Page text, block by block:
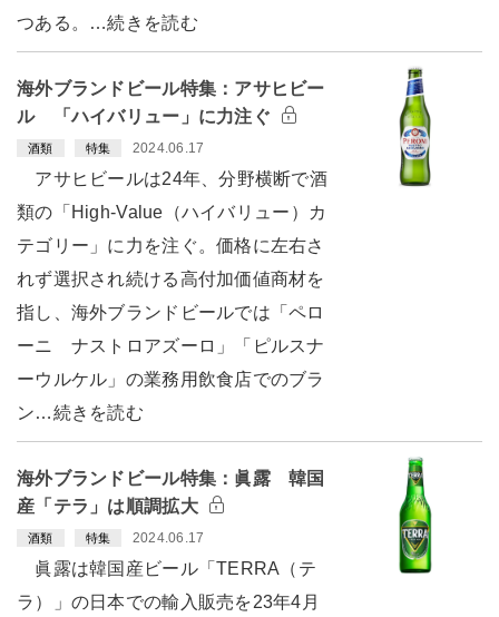
つある。…続きを読む
海外ブランドビール特集：アサヒビー
ル 「ハイバリュー」に力注ぐ
酒類 特集 2024.06.17
アサヒビールは24年、分野横断で酒
類の「High-Value（ハイバリュー）カ
テゴリー」に力を注ぐ。価格に左右さ
れず選択され続ける高付加価値商材を
指し、海外ブランドビールでは「ペロ
ーニ ナストロアズーロ」「ピルスナ
ーウルケル」の業務用飲食店でのブラ
ン…続きを読む
海外ブランドビール特集：眞露 韓国
産「テラ」は順調拡大
酒類 特集 2024.06.17
眞露は韓国産ビール「TERRA（テ
ラ）」の日本での輸入販売を23年4月